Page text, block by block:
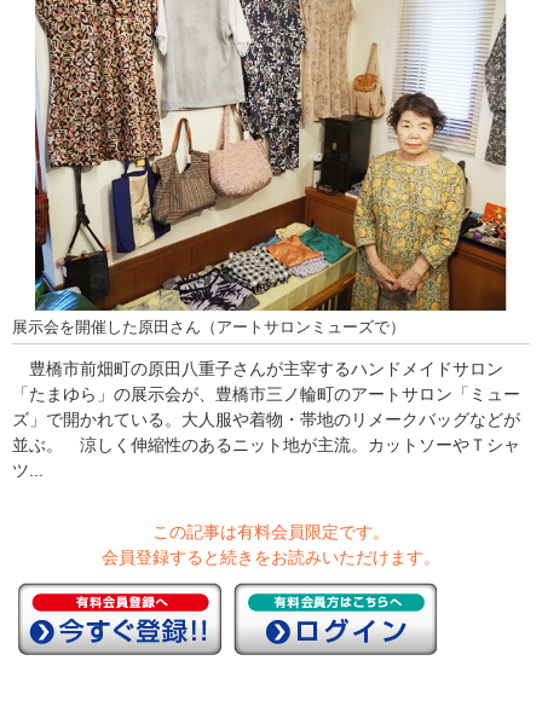
展示会を開催した原田さん（アートサロンミューズで）
豊橋市前畑町の原田八重子さんが主宰するハンドメイドサロン
「たまゆら」の展示会が、豊橋市三ノ輪町のアートサロン「ミュー
ズ」で開かれている。大人服や着物・帯地のリメークバッグなどが
並ぶ。 涼しく伸縮性のあるニット地が主流。カットソーやＴシャ
ツ...
この記事は有料会員限定です。
会員登録すると続きをお読みいただけます。